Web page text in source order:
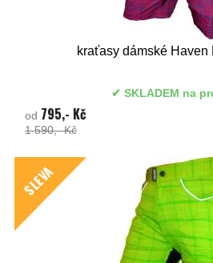
kraťasy dámské Haven
SKLADEM na
od 795,- Kč
1 590,- Kč
SLEVA